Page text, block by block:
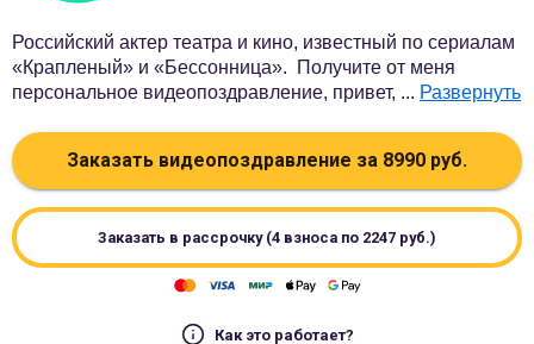
Российский актер театра и кино, известный по сериалам
«Крапленый» и «Бессонница». Получите от меня
персональное видеопоздравление, привет, ... Развернуть
Заказать видеопоздравление за 8990 руб.
Заказать в рассрочку (4 взноса по 2247 руб.)
Как это работает?